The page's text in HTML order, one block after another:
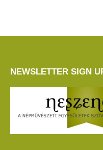
NEWSLETTER SIGN